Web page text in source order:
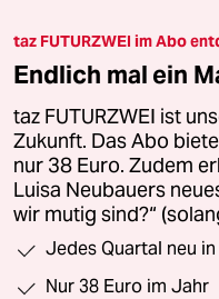
taz FUTURZWEI im Abo
Endlich mal ein
taz FUTURZWEI ist
Zukunft. Das Abo
nur 38 Euro. Zudem
Luisa Neubauers
wir mutig sind?“
Jedes Quartal neu
Nur 38 Euro im Jahr